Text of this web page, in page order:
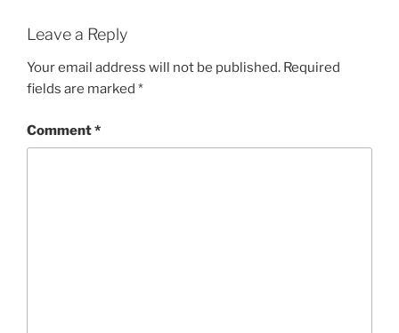
Leave a Reply
Your email address will not be published. Required
fields are marked *
Comment*